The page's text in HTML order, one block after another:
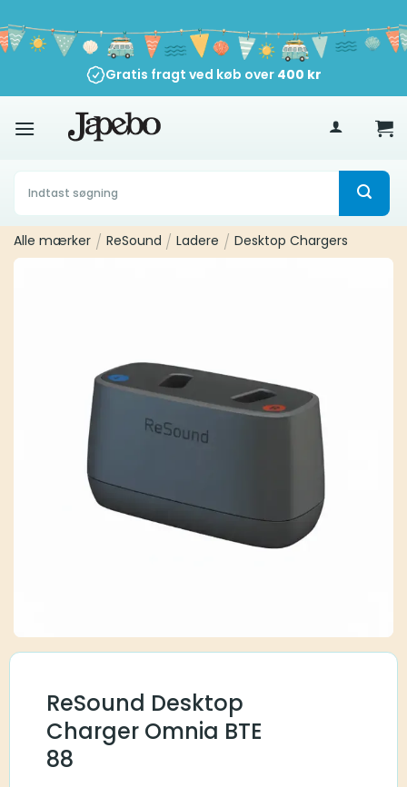
til
indhold
Gratis fragt ved køb over 400 kr
Søg
efter:
Alle mærker / ReSound / Ladere / Desktop Chargers
ReSound Desktop
Charger Omnia BTE
88